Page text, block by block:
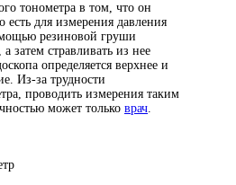
тонометра в том, что он
для измерения давления
резиновой груши
затем стравливать из нее
определяется верхнее и
Из-за трудности
проводить измерения таким
может только врач.